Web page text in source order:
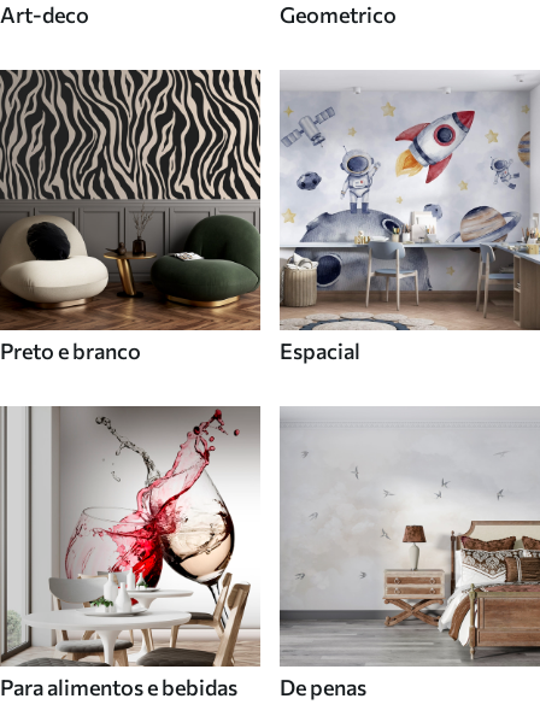
Art-deco Geometrico
Preto e branco Espacial
Para alimentos e bebidas De penas